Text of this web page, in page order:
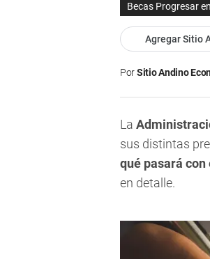
Becas Progresar
Agregar Sitio
PorSitio Andino
La
sus distintas
qué pasará
en detalle.